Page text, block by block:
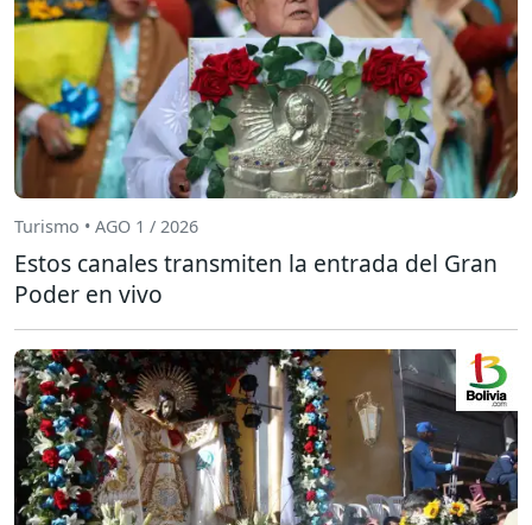
Turismo • AGO 1 / 2026
Estos canales transmiten la entrada del Gran
Poder en vivo